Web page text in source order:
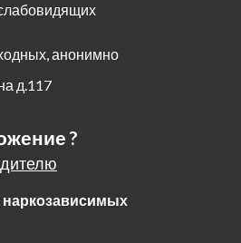
анонимно
д.117
?
наркозависимых